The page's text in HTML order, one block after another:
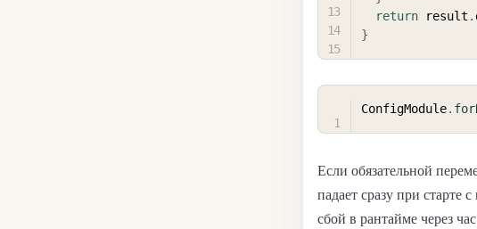
return result .
}
ConfigModule.
Если обязательной
падает сразу при
сбой в рантайме через